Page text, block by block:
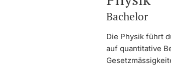
Bachelor
Die Physik führt
auf quantitative